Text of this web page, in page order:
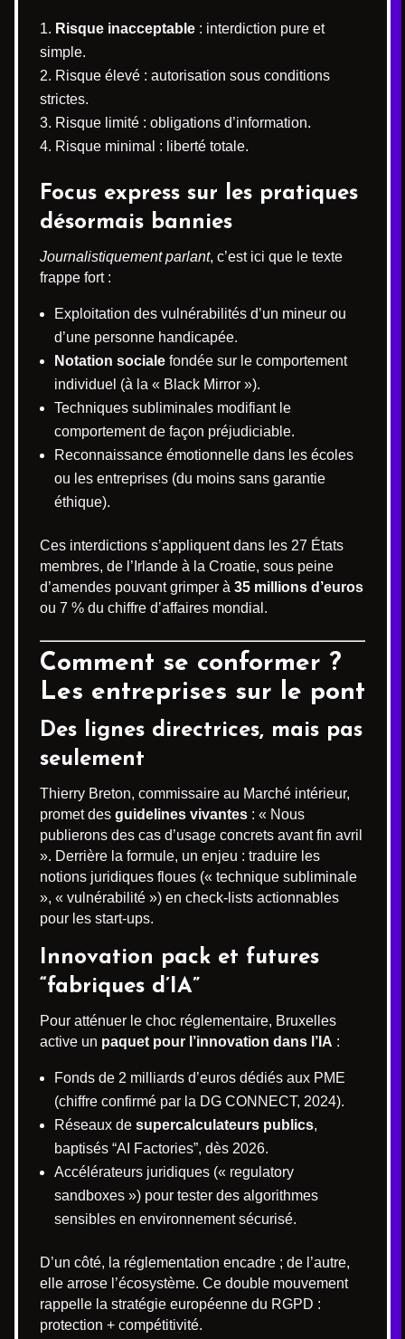
Risque inacceptable : interdiction pure et
simple.
Risque élevé : autorisation sous conditions
strictes.
Risque limité : obligations d’information.
Risque minimal : liberté totale.
Focus express sur les pratiques
désormais bannies
Journalistiquement parlant, c’est ici que le texte
frappe fort :
Exploitation des vulnérabilités d’un mineur ou
d’une personne handicapée.
Notation sociale fondée sur le comportement
individuel (à la « Black Mirror »).
Techniques subliminales modifiant le
comportement de façon préjudiciable.
Reconnaissance émotionnelle dans les écoles
ou les entreprises (du moins sans garantie
éthique).
Ces interdictions s’appliquent dans les 27 États
membres, de l’Irlande à la Croatie, sous peine
d’amendes pouvant grimper à 35 millions d’euros
ou 7 % du chiffre d’affaires mondial.
Comment se conformer ?
Les entreprises sur le pont
Des lignes directrices, mais pas
seulement
Thierry Breton, commissaire au Marché intérieur,
promet des guidelines vivantes : « Nous
publierons des cas d’usage concrets avant fin avril
». Derrière la formule, un enjeu : traduire les
notions juridiques floues (« technique subliminale
», « vulnérabilité ») en check-lists actionnables
pour les start-ups.
Innovation pack et futures
“fabriques d’IA”
Pour atténuer le choc réglementaire, Bruxelles
active un paquet pour l’innovation dans l’IA :
Fonds de 2 milliards d’euros dédiés aux PME
(chiffre confirmé par la DG CONNECT, 2024).
Réseaux de supercalculateurs publics,
baptisés “AI Factories”, dès 2026.
Accélérateurs juridiques (« regulatory
sandboxes ») pour tester des algorithmes
sensibles en environnement sécurisé.
D’un côté, la réglementation encadre ; de l’autre,
elle arrose l’écosystème. Ce double mouvement
rappelle la stratégie européenne du RGPD :
protection + compétitivité.